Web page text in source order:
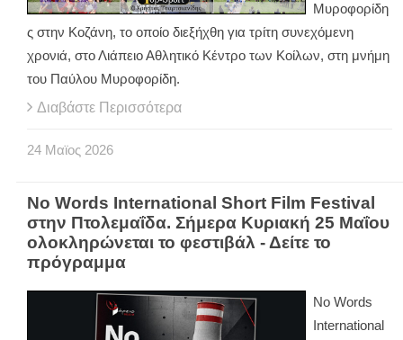
Μυροφορίδη
ς στην Κοζάνη, το οποίο διεξήχθη για τρίτη συνεχόμενη
χρονιά, στο Λιάπειο Αθλητικό Κέντρο των Κοίλων, στη μνήμη
του Παύλου Μυροφορίδη.
Διαβάστε Περισσότερα
24 Μαϊος 2026
No Words International Short Film Festival
στην Πτολεμαΐδα. Σήμερα Κυριακή 25 Μαΐου
ολοκληρώνεται το φεστιβάλ - Δείτε το
πρόγραμμα
No Words
International